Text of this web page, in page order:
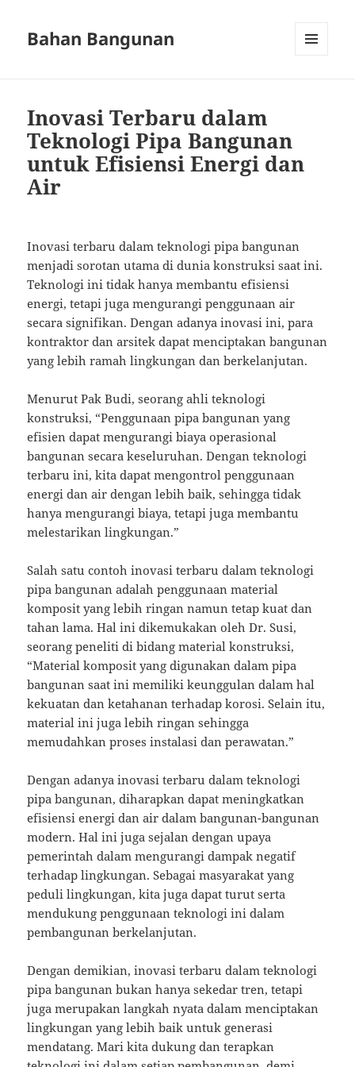
Bahan Bangunan
Inovasi Terbaru dalam
Teknologi Pipa Bangunan
untuk Efisiensi Energi dan
Air
Inovasi terbaru dalam teknologi pipa bangunan
menjadi sorotan utama di dunia konstruksi saat ini.
Teknologi ini tidak hanya membantu efisiensi
energi, tetapi juga mengurangi penggunaan air
secara signifikan. Dengan adanya inovasi ini, para
kontraktor dan arsitek dapat menciptakan bangunan
yang lebih ramah lingkungan dan berkelanjutan.
Menurut Pak Budi, seorang ahli teknologi
konstruksi, “Penggunaan pipa bangunan yang
efisien dapat mengurangi biaya operasional
bangunan secara keseluruhan. Dengan teknologi
terbaru ini, kita dapat mengontrol penggunaan
energi dan air dengan lebih baik, sehingga tidak
hanya mengurangi biaya, tetapi juga membantu
melestarikan lingkungan.”
Salah satu contoh inovasi terbaru dalam teknologi
pipa bangunan adalah penggunaan material
komposit yang lebih ringan namun tetap kuat dan
tahan lama. Hal ini dikemukakan oleh Dr. Susi,
seorang peneliti di bidang material konstruksi,
“Material komposit yang digunakan dalam pipa
bangunan saat ini memiliki keunggulan dalam hal
kekuatan dan ketahanan terhadap korosi. Selain itu,
material ini juga lebih ringan sehingga
memudahkan proses instalasi dan perawatan.”
Dengan adanya inovasi terbaru dalam teknologi
pipa bangunan, diharapkan dapat meningkatkan
efisiensi energi dan air dalam bangunan-bangunan
modern. Hal ini juga sejalan dengan upaya
pemerintah dalam mengurangi dampak negatif
terhadap lingkungan. Sebagai masyarakat yang
peduli lingkungan, kita juga dapat turut serta
mendukung penggunaan teknologi ini dalam
pembangunan berkelanjutan.
Dengan demikian, inovasi terbaru dalam teknologi
pipa bangunan bukan hanya sekedar tren, tetapi
juga merupakan langkah nyata dalam menciptakan
lingkungan yang lebih baik untuk generasi
mendatang. Mari kita dukung dan terapkan